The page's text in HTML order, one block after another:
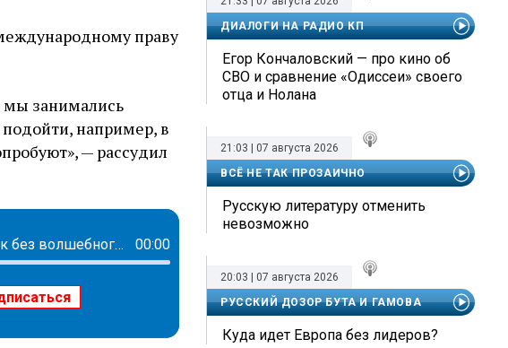
праву
мы занимались
например, в
— рассудил
Георгий Бовт - про принудительную вакцинацию: Наш человек без волшебного пенделя ничего делать не будет 00:00
ДИАЛОГИ НА РАДИО КП
Егор Кончаловский — про кино об
СВО и сравнение «Одиссеи» своего
отца и Нолана
21:03 | 07 августа 2026
ВСЁ НЕ ТАК ПРОЗАИЧНО
Русскую литературу отменить
невозможно
20:03 | 07 августа 2026
РУССКИЙ ДОЗОР БУТА И ГАМОВА
Куда идет Европа без лидеров?